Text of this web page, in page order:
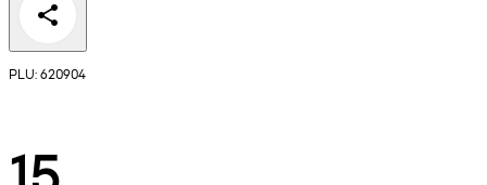
PLU: 620904